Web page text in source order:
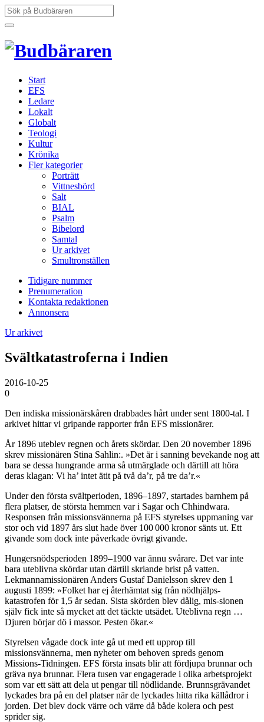
Hoppa
till
innehåll
Sök
efter:
Start
EFS
Ledare
Lokalt
Globalt
Teologi
Kultur
Krönika
Fler kategorier
Porträtt
Vittnesbörd
Salt
BIAL
Psalm
Bibelord
Samtal
Ur arkivet
Smultronställen
Tidigare nummer
Prenumeration
Kontakta redaktionen
Annonsera
Ur arkivet
Svältkatastroferna i Indien
2016-10-25
0
Den indiska missionärskåren drabbades hårt under sent 1800-tal. I
arkivet hittar vi gripande rapporter från EFS missionärer.
År 1896 uteblev regnen och årets skördar. Den 20 november 1896
skrev missionären Stina Sahlin:. »Det är i sanning bevekande nog att
bara se dessa hungrande arma så utmärglade och därtill att höra
deras klagan: Vi ha’ intet ätit på två da’r, på tre da’r.«
Under den första svältperioden, 1896–1897, startades barnhem på
flera platser, de största hemmen var i Sagar och Chhindwara.
Responsen från missionsvännerna på EFS styrelses uppmaning var
stor och vid 1897 års slut hade över 100 000 kronor sänts ut. Ett
givande som dock inte påverkade övrigt givande.
Hungersnödsperioden 1899–1900 var ännu svårare. Det var inte
bara uteblivna skördar utan därtill skriande brist på vatten.
Lekmannamissionären Anders Gustaf Danielsson skrev den 1
augusti 1899: »Folket har ej återhämtat sig från nödhjälps-
katastrofen för 1,5 år sedan. Sista skörden blev dålig, mis-sionen
själv fick inte så mycket att det täckte utsädet. Uteblivna regn …
Djuren börjar dö i massor. Pesten ökar.«
Styrelsen vågade dock inte gå ut med ett upprop till
missionsvännerna, men nyheter om behoven spreds genom
Missions-Tidningen. EFS första insats blir att fördjupa brunnar och
gräva nya brunnar. Flera tusen var engagerade i olika arbetsprojekt
som var ett sätt att dela ut pengar till nödlidande. Brunnsgrävandet
lyckades bra på en del platser när de lyckades hitta rika källådror i
jorden. Det blev dock värre och värre då både kolera och pest
sprider sig.